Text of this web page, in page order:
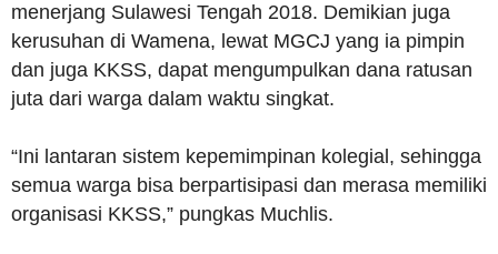
menerjang Sulawesi Tengah 2018. Demikian juga
kerusuhan di Wamena, lewat MGCJ yang ia pimpin
dan juga KKSS, dapat mengumpulkan dana ratusan
juta dari warga dalam waktu singkat.
“Ini lantaran sistem kepemimpinan kolegial, sehingga
semua warga bisa berpartisipasi dan merasa memiliki
organisasi KKSS,” pungkas Muchlis.